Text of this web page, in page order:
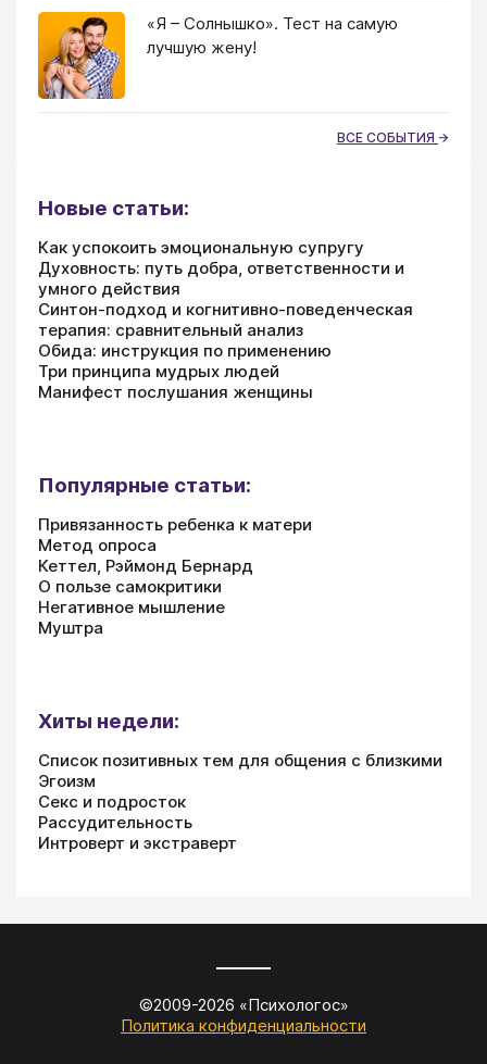
«Я – Солнышко». Тест на самую
лучшую жену!
ВСЕ СОБЫТИЯ
Новые статьи:
Как успокоить эмоциональную супругу
Духовность: путь добра, ответственности и
умного действия
Синтон-подход и когнитивно-поведенческая
терапия: сравнительный анализ
Обида: инструкция по применению
Три принципа мудрых людей
Манифест послушания женщины
Популярные статьи:
Привязанность ребенка к матери
Метод опроса
Кеттел, Рэймонд Бернард
О пользе самокритики
Негативное мышление
Муштра
Хиты недели:
Список позитивных тем для общения с близкими
Эгоизм
Секс и подросток
Рассудительность
Интроверт и экстраверт
©2009-2026 «Психологос»
Политика конфиденциальности